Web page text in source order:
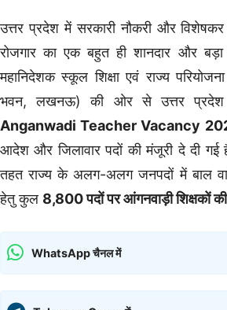
उत्तर प्रदेश में सरकारी नौकरी और विशेषकर
रोजगार का एक बहुत ही शानदार और
महानिदेशक स्कूल शिक्षा एवं राज्य
भवन, लखनऊ) की ओर से उत्तर
Anganwadi Teacher Vacancy
आदेश और जिलावार पदों की मंजूरी दे दी
तहत राज्य के अलग-अलग जनपदों में बाल
हेतु कुल 8,800 पदों पर आंगनवाड़ी शिक्षकों की
WhatsApp चैनल में